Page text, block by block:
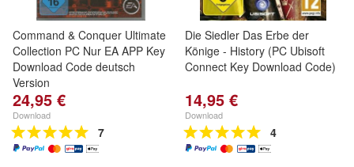
Command & Conquer Ultimate
Collection PC Nur EA APP Key
Download Code deutsch
Version
24,95 €
Download
7
Die Siedler Das Erbe der
Könige - History (PC Ubisoft
Connect Key Download Code)
14,95 €
Download
4